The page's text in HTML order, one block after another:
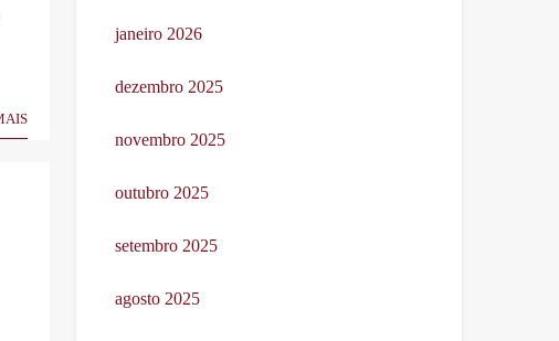
janeiro 2026
dezembro 2025
novembro 2025
outubro 2025
setembro 2025
agosto 2025